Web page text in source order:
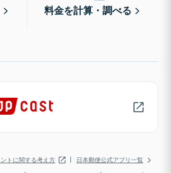
料金を計算・調べる
トに関する考え方
日本郵便公式アプリ一覧